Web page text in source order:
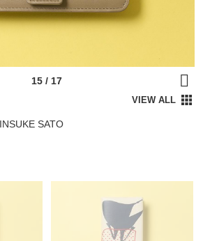
SATO